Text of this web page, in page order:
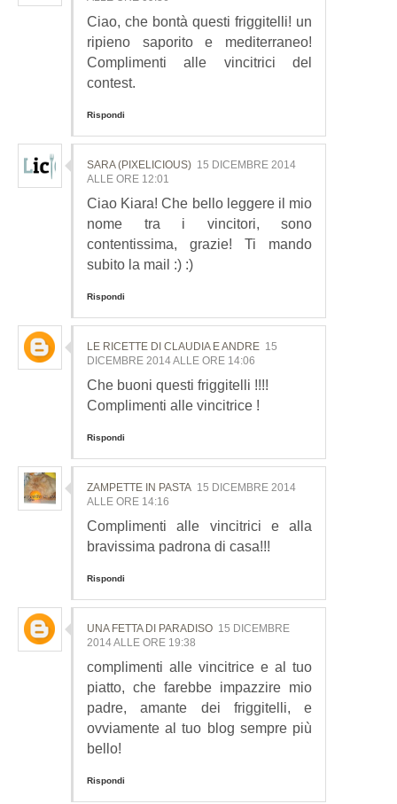
Ciao, che bontà questi friggitelli! un
ripieno saporito e mediterraneo!
Complimenti alle vincitrici del
contest.
Rispondi
SARA (PIXELICIOUS) 15 DICEMBRE 2014
ALLE ORE 12:01
Ciao Kiara! Che bello leggere il mio
nome tra i vincitori, sono
contentissima, grazie! Ti mando
subito la mail :) :)
Rispondi
LE RICETTE DI CLAUDIA E ANDRE 15
DICEMBRE 2014 ALLE ORE 14:06
Che buoni questi friggitelli !!!!
Complimenti alle vincitrice !
Rispondi
ZAMPETTE IN PASTA 15 DICEMBRE 2014
ALLE ORE 14:16
Complimenti alle vincitrici e alla
bravissima padrona di casa!!!
Rispondi
UNA FETTA DI PARADISO 15 DICEMBRE
2014 ALLE ORE 19:38
complimenti alle vincitrice e al tuo
piatto, che farebbe impazzire mio
padre, amante dei friggitelli, e
ovviamente al tuo blog sempre più
bello!
Rispondi